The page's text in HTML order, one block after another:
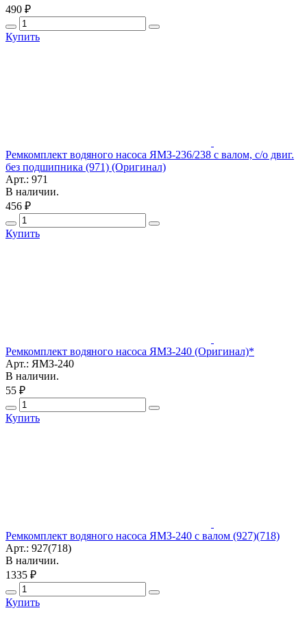
490 ₽
Купить
Ремкомплект водяного насоса ЯМЗ-236/238 с валом, с/о двиг.
без подшипника (971) (Оригинал)
Арт.: 971
В наличии.
456 ₽
Купить
Ремкомплект водяного насоса ЯМЗ-240 (Оригинал)*
Арт.: ЯМЗ-240
В наличии.
55 ₽
Купить
Ремкомплект водяного насоса ЯМЗ-240 с валом (927)(718)
Арт.: 927(718)
В наличии.
1335 ₽
Купить